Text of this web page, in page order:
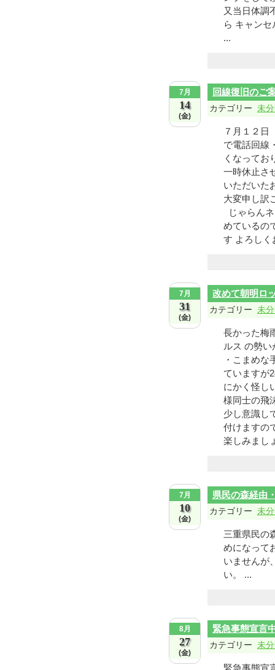
又当日体調
ら キャン
...
7月
14
(金)
回線復旧のご
カテゴリー 未
７月１２
で電話回線
くなってお
一時休止さ
いただいた
大変申し訳
じゃらん
めているの
す よろし
7月
31
(金)
改めて朝明ロ
カテゴリー 未
長かった梅
ルス の勢
・こまめ
ていますが
にかく怪し
様同士の飛
少し意識し
付けますの
楽しみまし
7月
10
(金)
県民の森経由
カテゴリー 未
三重県民の
めになって
いませんが
い。 ...
8月
27
(金)
緊急事態宣言
カテゴリー 未
緊急事態宣